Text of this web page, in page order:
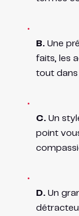
B.Une
faits, les
tout dans
C.Un
point
D.Un